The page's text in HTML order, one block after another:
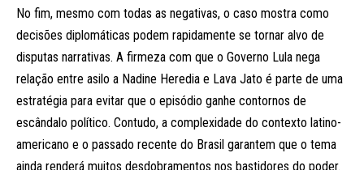
No fim, mesmo com todas as negativas, o caso mostra como
decisões diplomáticas podem rapidamente se tornar alvo de
disputas narrativas. A firmeza com que o Governo Lula nega
relação entre asilo a Nadine Heredia e Lava Jato é parte de uma
estratégia para evitar que o episódio ganhe contornos de
escândalo político. Contudo, a complexidade do contexto latino-
americano e o passado recente do Brasil garantem que o tema
ainda renderá muitos desdobramentos nos bastidores do poder.